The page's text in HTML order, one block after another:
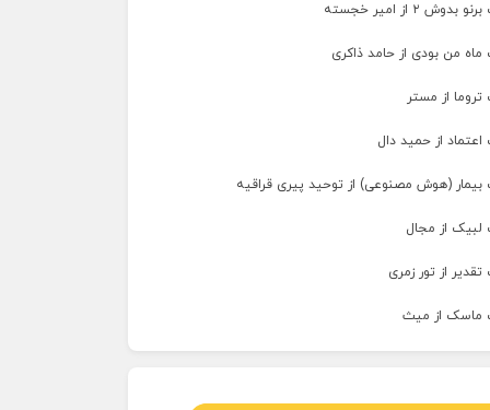
۲ از امیر خجسته
ماه من بودی از حامد ذاکری
تروما از مستر
اعتماد از حمید دال
بیمار (هوش مصنوعی) از توحید پیری قراقیه
لبیک از مجال
از تور زمری
ماسک از میث